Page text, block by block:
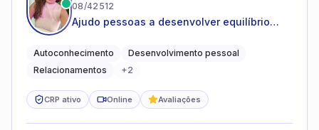
08/42512
Ajudo pessoas a desenvolver equilíbrio
Autoconhecimento
Desenvolvimento pessoal
Relacionamentos
+2
CRP ativo Online Avaliações